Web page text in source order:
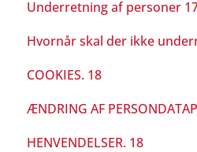
Underretning af personer
Hvornår skal der ikke
COOKIES. 18
ÆNDRING AF
HENVENDELSER. 18